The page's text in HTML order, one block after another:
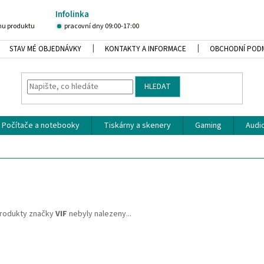
Infolinka
produktu pracovní dny 09:00-17:00
STAV MÉ OBJEDNÁVKY KONTAKTY A INFORMACE OBCHODNÍ
HLEDAT
Počítače a notebooky Tiskárny a skenery Gaming
značkyVIF nebyly nalezeny...